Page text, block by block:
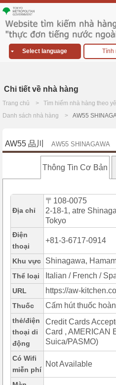
Select language Tính
Chi tiết về nhà hàng
Trang chủ
Tìm hiếm nhà hàng theo
Danh sách nhà hàng
AW55
AW55 品川 AW55 SHINAGAWA
Thông Tin Cơ Bản
Địa chỉ
〒108-0075
2-18-1, atre
Tokyo
Điện
thoại
+81-3-6717-0914
Khu vực Shinagawa,
Thể loại Italian / French /
URL https://aw-
Thuốc Cấm hút thuốc
thẻ/điện
thoại di
động
Credit Cards
Card , AMERICAN
Suica/PASMO)
Có Wifi
miễn phí
Not Available